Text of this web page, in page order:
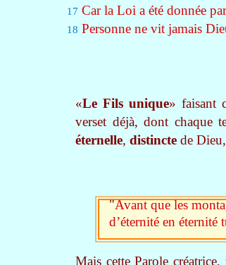
17 Car la Loi a été donnée
18 Personne ne vit jamais
«Le Fils unique» faisant
verset déjà, dont chaque
éternelle, distincte de
"Avant que les
d’éternité en éternité
Mais cette Parole